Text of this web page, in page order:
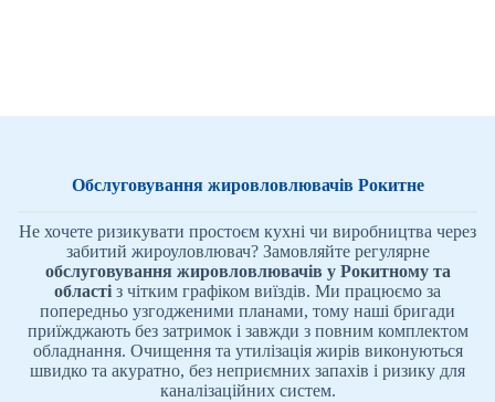
Обслуговування жировловлювачів Рокитне
Не хочете ризикувати простоєм кухні чи виробництва через
забитий жироуловлювач? Замовляйте регулярне
обслуговування жировловлювачів у Рокитному та
області з чітким графіком виїздів. Ми працюємо за
попередньо узгодженими планами, тому наші бригади
приїжджають без затримок і завжди з повним комплектом
обладнання. Очищення та утилізація жирів виконуються
швидко та акуратно, без неприємних запахів і ризику для
каналізаційних систем.